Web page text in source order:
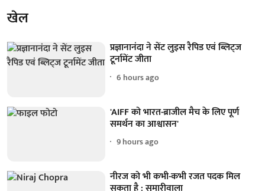
खेल
प्रज्ञानानंदा ने सेंट लुइस रैपिड एवं ब्लिट्ज
टूर्नामेंट जीता
6 hours ago
'AIFF को भारत-ब्राजील मैच के लिए पूर्ण
समर्थन का आश्वासन'
9 hours ago
नीरज को भी कभी-कभी रजत पदक मिल